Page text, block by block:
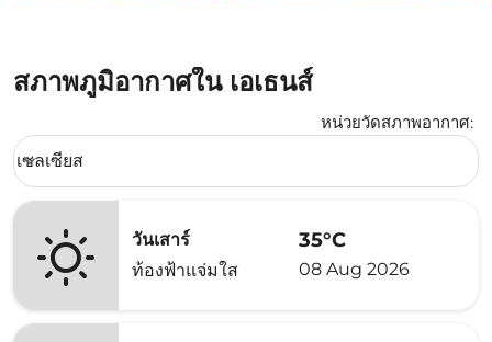
สภาพภูมิอากาศใน เอเธนส์
หน่วยวัดสภาพอากาศ:
Weather unit option เซลเซียส Selected
เซลเซียส
keyboard_arrow_down
วันเสาร์
ท้องฟ้าแจ่มใส
35°C
08 Aug 2026